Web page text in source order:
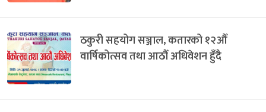
ठकुरी सहयोग सञ्जाल, कतारको १२औँ
वार्षिकोत्सव तथा आठौँ अधिवेशन हुँदै